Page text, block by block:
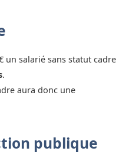
un salarié sans statut cadre
.
aura donc une
publique